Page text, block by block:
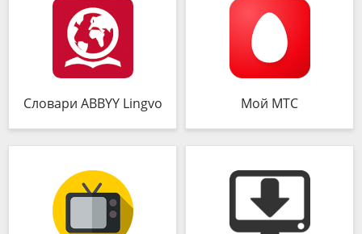
Словари ABBYY Lingvo Мой МТС